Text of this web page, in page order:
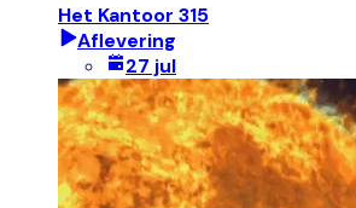
Het Kantoor 315
Aflevering
27 jul